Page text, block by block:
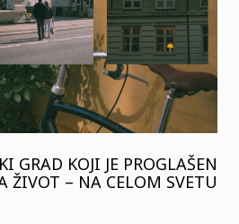
GRAD KOJI JE PROGLAŠEN
ŽIVOT – NA CELOM SVETU